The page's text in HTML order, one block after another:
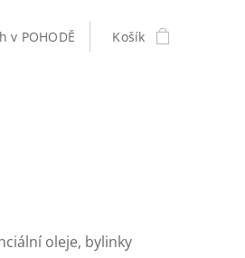
v POHODĚ Košík
oleje, bylinky